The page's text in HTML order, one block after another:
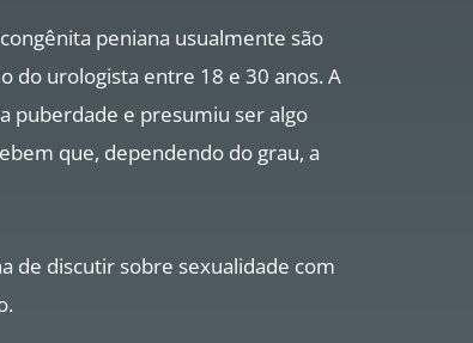
peniana usualmente são
do urologista entre 18 e 30 anos. A
puberdade e presumiu ser algo
que, dependendo do grau, a
de discutir sobre sexualidade com